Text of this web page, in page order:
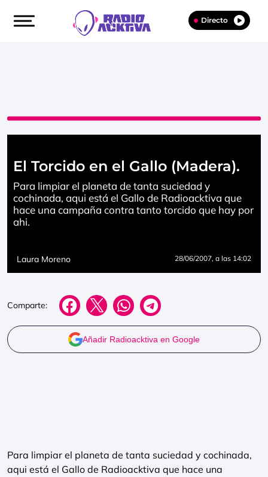
Directo
El Torcido en el Gallo (Madera).
Para limpiar el planeta de tanta suciedad y
cochinada, aqui está el Gallo de Radioacktiva que
hace una campaña contra tanto torcido que hay por
ahi.
Laura Moreno 28/06/2007, a las 14:02
Comparte:
Añadir Radioacktiva en Google
Para limpiar el planeta de tanta suciedad y cochinada,
aqui está el Gallo de Radioacktiva que hace una